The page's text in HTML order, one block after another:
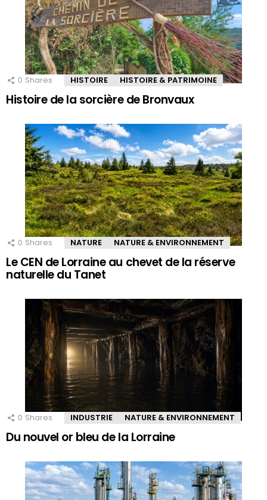
0 Shares HISTOIRE HISTOIRE & PATRIMOINE
Histoire de la sorcière de Bronvaux
0 Shares NATURE NATURE & ENVIRONNEMENT
Le CEN de Lorraine au chevet de la réserve
naturelle du Tanet
0 Shares INDUSTRIE NATURE & ENVIRONNEMENT
Du nouvel or bleu de la Lorraine